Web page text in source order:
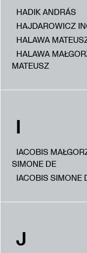
HADIK ANDRÁS
HAJDAROWICZ
HALAWA
HALAWA
MATEUSZ
I
IACOBIS
SIMONE DE
IACOBIS SIMONE
J